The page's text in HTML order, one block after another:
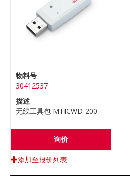
物料号
30412537
描述
无线工具包 MTICWD-200
询价
添加至报价列表